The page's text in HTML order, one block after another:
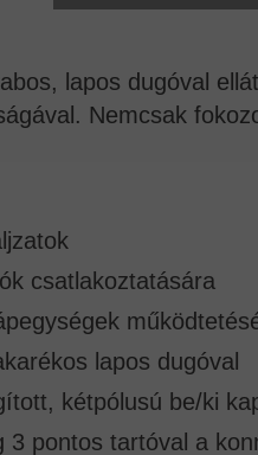
lapos dugóval
Nemcsak
csatlakoztatására
lapos dugóval
kétpólusú be/ki
3 pontos tartóval a